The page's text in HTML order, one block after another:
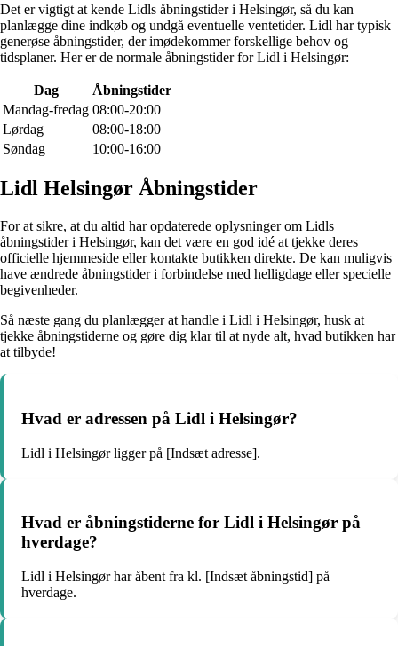
Det er vigtigt at kende Lidls åbningstider i Helsingør, så du kan
planlægge dine indkøb og undgå eventuelle ventetider. Lidl har typisk
generøse åbningstider, der imødekommer forskellige behov og
tidsplaner. Her er de normale åbningstider for Lidl i Helsingør:
Dag
Åbningstider
Mandag-fredag 08:00-20:00
Lørdag
08:00-18:00
Søndag
10:00-16:00
Lidl Helsingør Åbningstider
For at sikre, at du altid har opdaterede oplysninger om Lidls
åbningstider i Helsingør, kan det være en god idé at tjekke deres
officielle hjemmeside eller kontakte butikken direkte. De kan muligvis
have ændrede åbningstider i forbindelse med helligdage eller specielle
begivenheder.
Så næste gang du planlægger at handle i Lidl i Helsingør, husk at
tjekke åbningstiderne og gøre dig klar til at nyde alt, hvad butikken har
at tilbyde!
Hvad er adressen på Lidl i Helsingør?
Lidl i Helsingør ligger på [Indsæt adresse].
Hvad er åbningstiderne for Lidl i Helsingør på
hverdage?
Lidl i Helsingør har åbent fra kl. [Indsæt åbningstid] på
hverdage.